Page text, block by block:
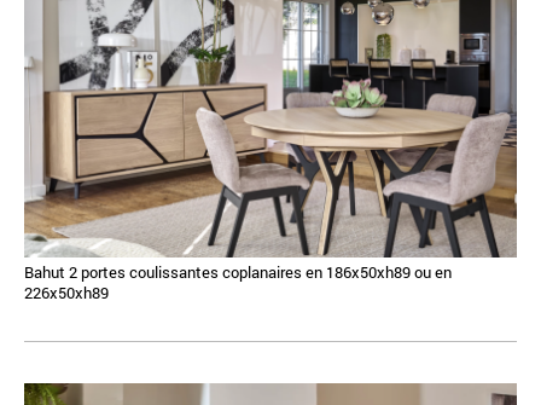
Bahut 2 portes coulissantes coplanaires en 186x50xh89 ou en
226x50xh89